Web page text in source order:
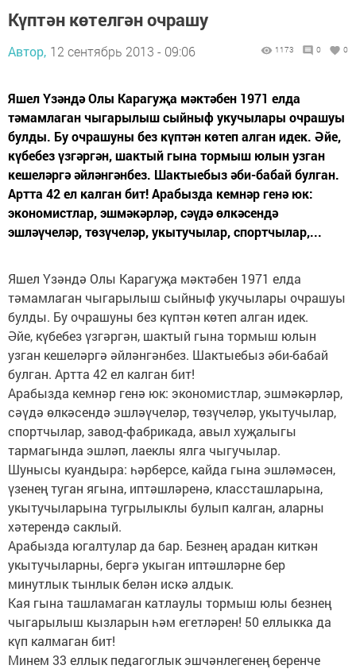
Күптән көтелгән очрашу
Автор, 12 сентябрь 2013 - 09:06 1173 0 0
Яшел Үзәндә Олы Карагуҗа мәктәбен 1971 елда
тәмамлаган чыгарылыш сыйныф укучылары очрашуы
булды. Бу очрашуны без күптән көтеп алган идек. Әйе,
күбебез үзгәргән, шактый гына тормыш юлын узган
кешеләргә әйләнгәнбез. Шактыебыз әби-бабай булган.
Артта 42 ел калган бит! Арабызда кемнәр генә юк:
экономистлар, эшмәкәрләр, сәүдә өлкәсендә
эшләүчеләр, төзүчеләр, укытучылар, спортчылар,...
Яшел Үзәндә Олы Карагуҗа мәктәбен 1971 елда
тәмамлаган чыгарылыш сыйныф укучылары очрашуы
булды. Бу очрашуны без күптән көтеп алган идек.
Әйе, күбебез үзгәргән, шактый гына тормыш юлын
узган кешеләргә әйләнгәнбез. Шактыебыз әби-бабай
булган. Артта 42 ел калган бит!
Арабызда кемнәр генә юк: экономистлар, эшмәкәрләр,
сәүдә өлкәсендә эшләүчеләр, төзүчеләр, укытучылар,
спортчылар, завод-фабрикада, авыл хуҗалыгы
тармагында эшләп, лаеклы ялга чыгучылар.
Шунысы куандыра: һәрберсе, кайда гына эшләмәсен,
үзенең туган ягына, иптәшләренә, классташларына,
укытучыларына тугрылыклы булып калган, аларны
хәтерендә саклый.
Арабызда югалтулар да бар. Безнең арадан киткән
укытучыларны, бергә укыган иптәшләрне бер
минутлык тынлык белән искә алдык.
Кая гына ташламаган катлаулы тормыш юлы безнең
чыгарылыш кызларын һәм егетләрен! 50 еллыкка да
күп калмаган бит!
Минем 33 еллык педагоглык эшчәнлегенең беренче